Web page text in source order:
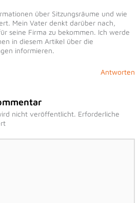
über Sitzungsräume und wie
Mein Vater denkt darüber nach,
seine Firma zu bekommen. Ich werde
in diesem Artikel über die
informieren.
Antworten
nicht veröffentlicht. Erforderliche